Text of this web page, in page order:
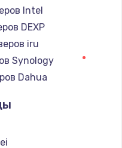
сенсора
конфорки
Intel
DEXP
iru
Synology
Dahua